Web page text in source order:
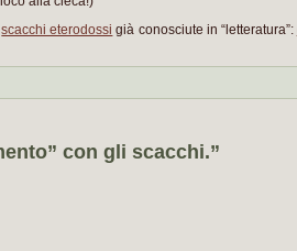
scacchi eterodossi già conosciute in “letteratura”:
con gli scacchi.”